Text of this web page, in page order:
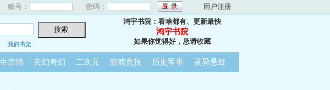
账号： 密码： 用户注册
我的书架
鸿宇书院：看啥都有、更新最快
鸿宇书院
如果你觉得好，恳请收藏
言情 玄幻奇幻 二次元 游戏竞技 历史军事 灵异悬疑